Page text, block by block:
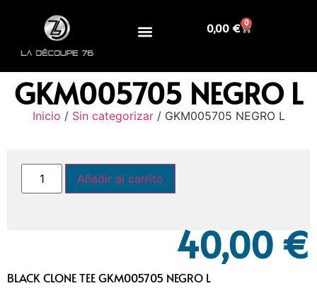
0,00 € 0
GKM005705 NEGRO L
Inicio / Sin categorizar/ GKM005705 NEGRO L
Añadir al carrito
40,00 €
BLACK CLONE TEE GKM005705 NEGRO L